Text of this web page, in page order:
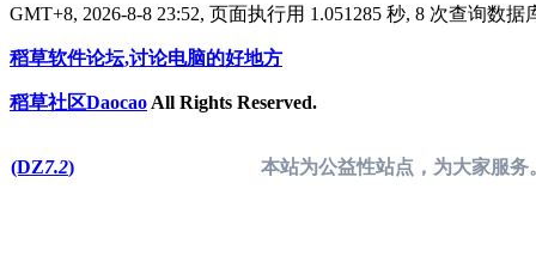
GMT+8, 2026-8-8 23:52, 页面执行用 1.051285 秒, 8 次查询数
稻草软件论坛,讨论电脑的好地方
稻草社区Daocao All Rights Reserved.
(DZ7.2) 本站为公益性站点，为大家服